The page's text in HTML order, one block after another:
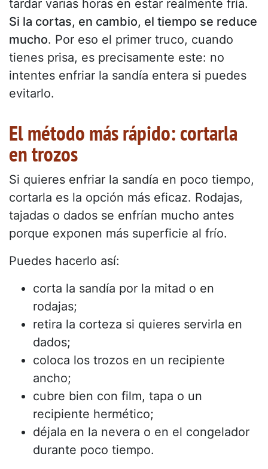
tardar varias horas en estar realmente fría.
Si la cortas, en cambio, el tiempo se reduce
mucho. Por eso el primer truco, cuando
tienes prisa, es precisamente este: no
intentes enfriar la sandía entera si puedes
evitarlo.
El método más rápido: cortarla
en trozos
Si quieres enfriar la sandía en poco tiempo,
cortarla es la opción más eficaz. Rodajas,
tajadas o dados se enfrían mucho antes
porque exponen más superficie al frío.
Puedes hacerlo así:
corta la sandía por la mitad o en
rodajas;
retira la corteza si quieres servirla en
dados;
coloca los trozos en un recipiente
ancho;
cubre bien con film, tapa o un
recipiente hermético;
déjala en la nevera o en el congelador
durante poco tiempo.